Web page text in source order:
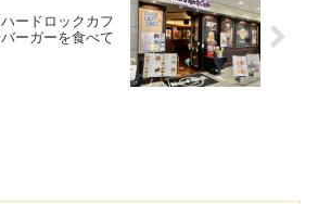
ードロックカフ
ーガーを食べて